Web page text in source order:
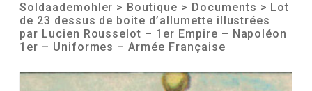
Soldaademohler > Boutique > Documents > Lot
de 23 dessus de boite d’allumette illustrées
par Lucien Rousselot – 1er Empire – Napoléon
1er – Uniformes – Armée Française